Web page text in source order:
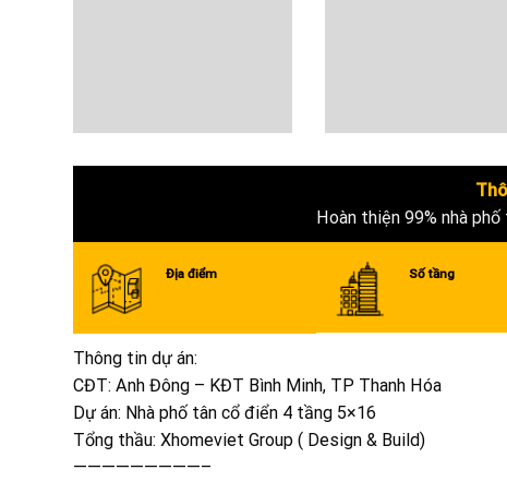
Hoàn thiện 99% nhà
Địa điểm Số tầng
Thông tin dự án:
CĐT: Anh Đông – KĐT Bình Minh, TP Thanh Hóa
Dự án: Nhà phố tân cổ điển 4 tầng 5×16
Tổng thầu: Xhomeviet Group ( Design & Build)
—————————–